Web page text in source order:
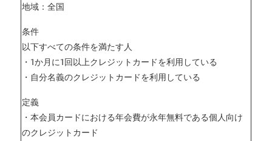
地域：全国
条件
以下すべての条件を満たす人
・1か月に1回以上クレジットカードを利用している
・自分名義のクレジットカードを利用している
定義
・本会員カードにおける年会費が永年無料である個人向け
のクレジットカード